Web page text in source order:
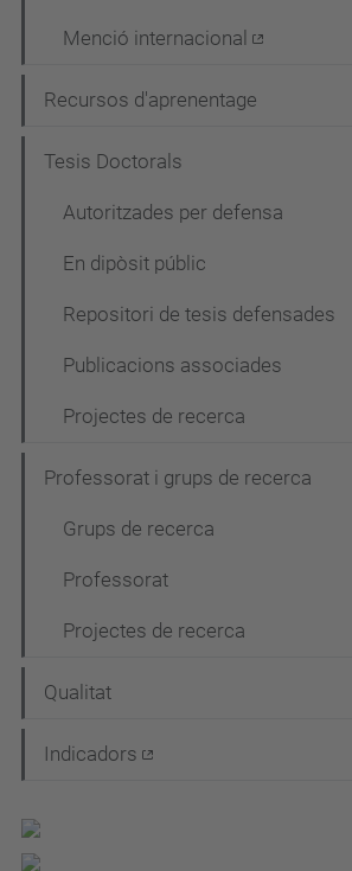
Menció internacional
Recursos d'aprenentage
Tesis Doctorals
Autoritzades per defensa
En dipòsit públic
Repositori de tesis defensades
Publicacions associades
Projectes de recerca
Professorat i grups de recerca
Grups de recerca
Professorat
Projectes de recerca
Qualitat
Indicadors